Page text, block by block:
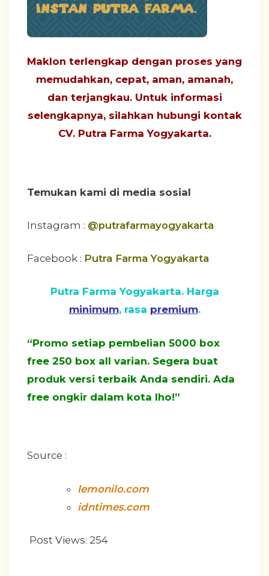
Maklon terlengkap dengan proses yang
memudahkan, cepat, aman, amanah,
dan terjangkau. Untuk informasi
selengkapnya, silahkan hubungi kontak
CV. Putra Farma Yogyakarta.
Temukan kami di media sosial
Instagram : @putrafarmayogyakarta
Facebook : Putra Farma Yogyakarta
Putra Farma Yogyakarta. Harga
minimum, rasa premium.
“Promo setiap pembelian 5000 box
free 250 box all varian. Segera buat
produk versi terbaik Anda sendiri. Ada
free ongkir dalam kota lho!”
Source :
lemonilo.com
idntimes.com
Post Views: 254